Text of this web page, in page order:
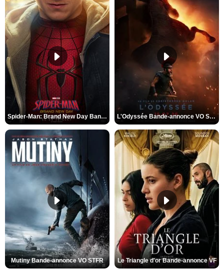
Spider-Man: Brand New Day Bande-annonce VO STFR L'Odyssée Bande-annonce VO STFR
Mutiny Bande-annonce VO STFR Le Triangle d'or Bande-annonce VF